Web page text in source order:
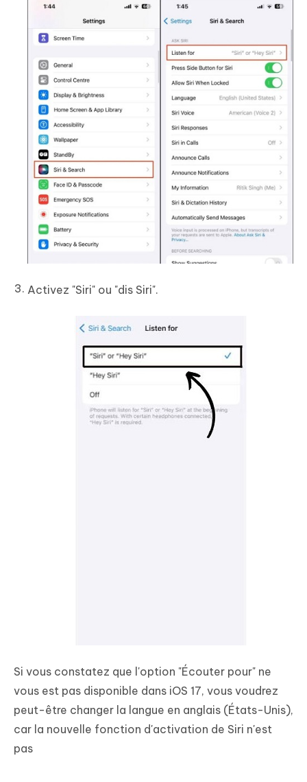
Activez "Siri" ou "dis Siri".
Si vous constatez que l'option "Écouter pour" ne
vous est pas disponible dans iOS 17, vous voudrez
peut-être changer la langue en anglais (États-Unis),
car la nouvelle fonction d'activation de Siri n'est
pas